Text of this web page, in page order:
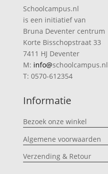
Schoolcampus.nl
is een initiatief van
Bruna Deventer centrum
Korte Bisschopstraat 33
7411 HJ Deventer
M: info@schoolcampus.nl
T: 0570-612354
Informatie
Bezoek onze winkel
Algemene voorwaarden
Verzending & Retour